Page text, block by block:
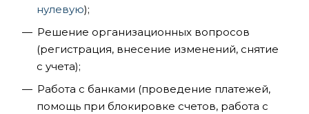
нулевую);
Решение организационных вопросов
(регистрация, внесение изменений, снятие
с учета);
Работа с банками (проведение платежей,
помощь при блокировке счетов, работа с